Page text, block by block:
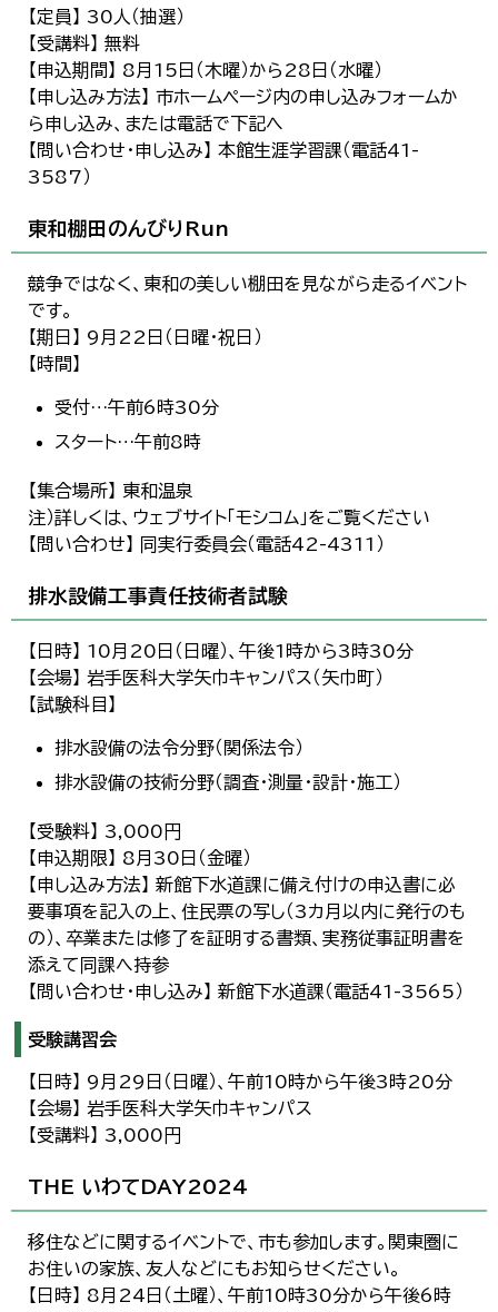
【定員】 30人（抽選）
【受講料】 無料
【申込期間】 8月15日（木曜）から28日（水曜）
【申し込み方法】 市ホームページ内の申し込みフォームか
ら申し込み、または電話で下記へ
【問い合わせ・申し込み】 本館生涯学習課（電話41-
3587）
東和棚田のんびりRun
競争ではなく、東和の美しい棚田を見ながら走るイベント
です。
【期日】 9月22日（日曜・祝日）
【時間】
受付…午前6時30分
スタート…午前8時
【集合場所】 東和温泉
注）詳しくは、ウェブサイト「モシコム」をご覧ください
【問い合わせ】 同実行委員会（電話42-4311）
排水設備工事責任技術者試験
【日時】 10月20日（日曜）、午後1時から3時30分
【会場】 岩手医科大学矢巾キャンパス（矢巾町）
【試験科目】
排水設備の法令分野（関係法令）
排水設備の技術分野（調査・測量・設計・施工）
【受験料】 3,000円
【申込期限】 8月30日（金曜）
【申し込み方法】 新館下水道課に備え付けの申込書に必
要事項を記入の上、住民票の写し（3カ月以内に発行のも
の）、卒業または修了を証明する書類、実務従事証明書を
添えて同課へ持参
【問い合わせ・申し込み】 新館下水道課（電話41-3565）
受験講習会
【日時】 9月29日（日曜）、午前10時から午後3時20分
【会場】 岩手医科大学矢巾キャンパス
【受講料】 3,000円
THE いわてDAY2024
移住などに関するイベントで、市も参加します。関東圏に
お住いの家族、友人などにもお知らせください。
【日時】 8月24日（土曜）、午前10時30分から午後6時